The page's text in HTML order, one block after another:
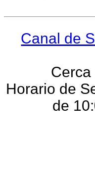
Canal de
Cerca
Horario de
de